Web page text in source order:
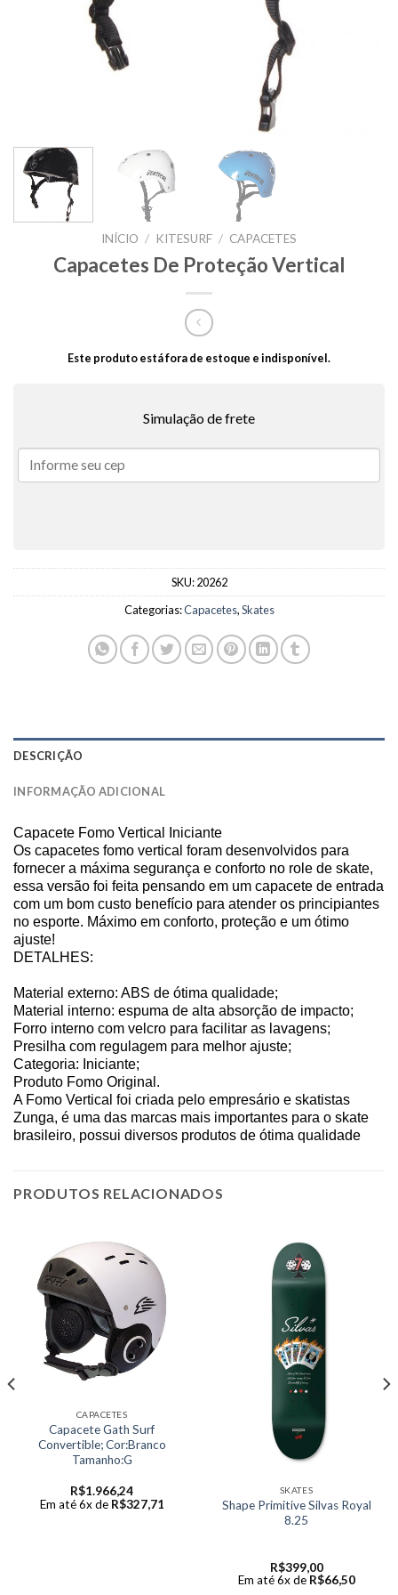
INÍCIO / KITESURF / CAPACETES
Capacetes De Proteção Vertical
Este produto está fora de estoque e indisponível.
Simulação de frete
SKU:20262
Categorias:Capacetes,Skates
DESCRIÇÃO
INFORMAÇÃO ADICIONAL
Capacete Fomo Vertical Iniciante
Os capacetes fomo vertical foram desenvolvidos para
fornecer a máxima segurança e conforto no role de skate,
essa versão foi feita pensando em um capacete de entrada
com um bom custo benefício para atender os principiantes
no esporte. Máximo em conforto, proteção e um ótimo
ajuste!
DETALHES:
Material externo: ABS de ótima qualidade;
Material interno: espuma de alta absorção de impacto;
Forro interno com velcro para facilitar as lavagens;
Presilha com regulagem para melhor ajuste;
Categoria: Iniciante;
Produto Fomo Original.
A Fomo Vertical foi criada pelo empresário e skatistas
Zunga, é uma das marcas mais importantes para o skate
brasileiro, possui diversos produtos de ótima qualidade
PRODUTOS RELACIONADOS
CAPACETES
Capacete Gath Surf
Convertible; Cor:Branco
Tamanho:G
R$1.966,24
Em até 6x de R$327,71
SKATES
Shape Primitive Silvas Royal
8.25
R$399,00
Em até 6x de R$66,50